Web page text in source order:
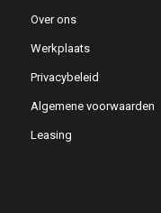
Over ons
Werkplaats
Privacybeleid
Algemene voorwaarden
Leasing